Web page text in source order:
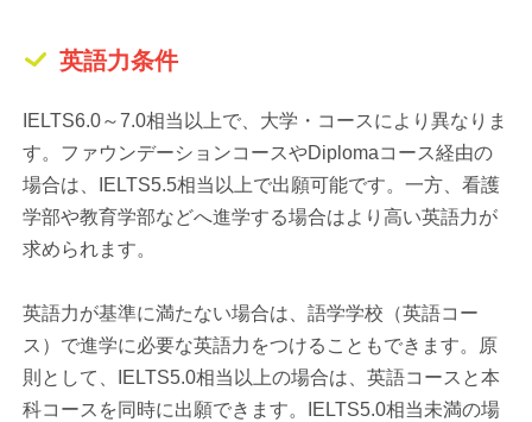
英語力条件
IELTS6.0～7.0相当以上で、大学・コースにより異なりま
す。ファウンデーションコースやDiplomaコース経由の
場合は、IELTS5.5相当以上で出願可能です。一方、看護
学部や教育学部などへ進学する場合はより高い英語力が
求められます。
英語力が基準に満たない場合は、語学学校（英語コー
ス）で進学に必要な英語力をつけることもできます。原
則として、IELTS5.0相当以上の場合は、英語コースと本
科コースを同時に出願できます。IELTS5.0相当未満の場